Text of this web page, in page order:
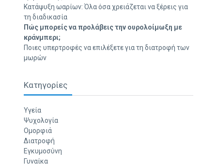
Κατάψυξη ωαρίων: Όλα όσα χρειάζεται να ξέρεις για
τη διαδικασία
Πώς μπορείς να προλάβεις την ουρολοίμωξη με
κράνμπερι;
Ποιες υπερτροφές να επιλέξετε για τη διατροφή των
μωρών
Κατηγορίες
Υγεία
Ψυχολογία
Ομορφιά
Διατροφή
Εγκυμοσύνη
Γυναίκα